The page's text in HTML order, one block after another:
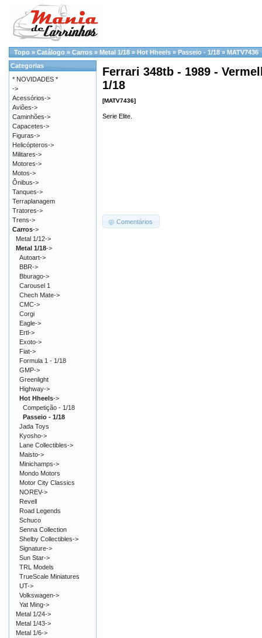
Topo » Catálogo » Carros » Metal 1/18 » Hot Hheels » Passeio - 1/18 » MATV7436
Ferrari 348tb - 1989 -
1/18
[MATV7436]
Serie Elite.
Comentários
Categorias
* NOVIDADES *
->
Acessórios->
Aviões->
Caminhões->
Capacetes->
Figuras->
Helicópteros->
Militares->
Motores->
Motos->
Ônibus->
Tanques->
Terraplanagem
Tratores->
Trens->
Carros->
Metal 1/12->
Metal 1/18->
Autoart->
BBR->
Bburago->
Carousel 1
Chech Mate->
CMC->
Corgi
Eagle->
Ertl->
Exoto->
Fiat->
Formula 1 - 1/18
GMP->
Greenlight
Highway->
Hot Hheels->
Competição - 1/18
Passeio - 1/18
Jada Toys
Kyosho->
Lane Collectibles->
Maisto->
Minichamps->
Mondo Motors
Motor City Classics
NOREV->
Revell
Road Legends
Schuco
Senna Collection
Shelby Collectibles->
Signature->
Sun Star->
TRL Models
TrueScale Miniatures
UT->
Volkswagen->
Yat Ming->
Metal 1/24->
Metal 1/43->
Metal 1/6->